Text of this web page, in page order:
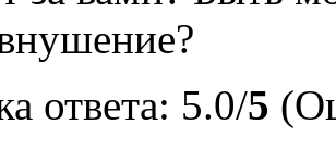
ответа: 5.0/5